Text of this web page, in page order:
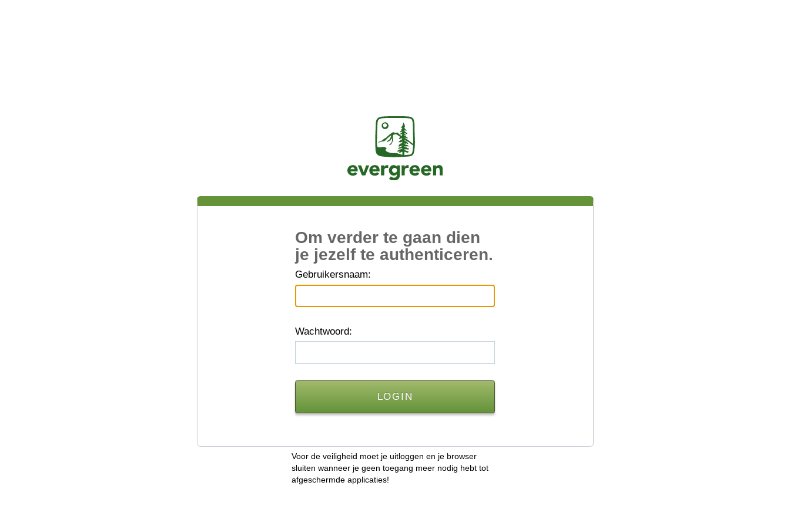
Jasig
Om verder te gaan dien
je jezelf te authenticeren.
Gebruikersnaam:
Wachtwoord:
Voor de veiligheid moet je uitloggen en je browser
sluiten wanneer je geen toegang meer nodig hebt tot
afgeschermde applicaties!